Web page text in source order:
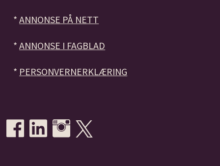
*ANNONSE PÅ NETT
*ANNONSE I FAGBLAD
* PERSONVERNERKLÆRING